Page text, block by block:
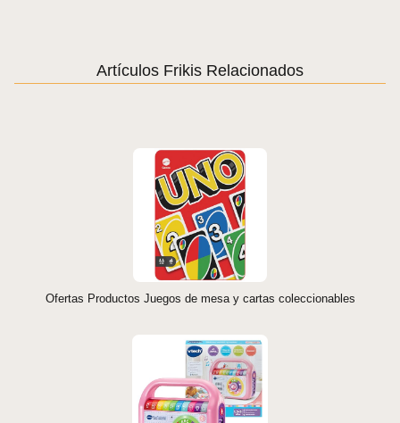
Artículos Frikis Relacionados
Ofertas Productos Juegos de mesa y cartas coleccionables